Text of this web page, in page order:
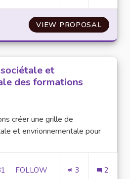
VIEW PROPOSAL
et
des formations
créer une grille de
et envrionnementale pour
31 FOLLOWERS
FOLLOW 3 2